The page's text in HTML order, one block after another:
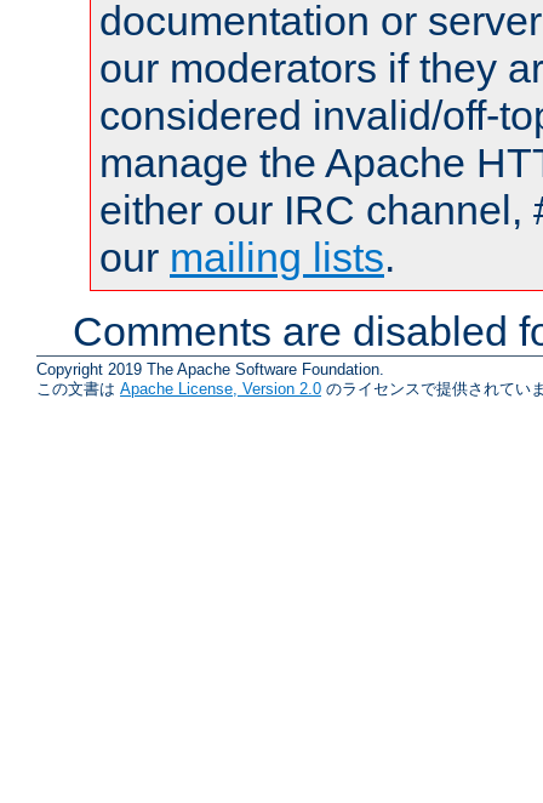
documentation or
our moderators if they
considered invalid/off-
manage the Apache
either our IRC channel,
our mailing lists.
Comments are disabled
Copyright 2019 The Apache Software Foundation.
この文書は Apache License, Version 2.0 のライセンスで提供されてい